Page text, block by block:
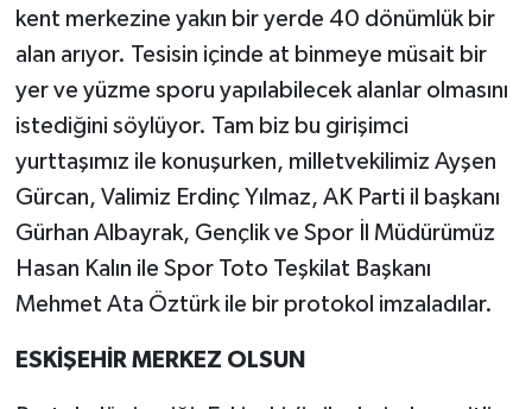
kent merkezine yakın bir yerde 40 dönümlük bir
alan arıyor. Tesisin içinde at binmeye müsait bir
yer ve yüzme sporu yapılabilecek alanlar olmasını
istediğini söylüyor. Tam biz bu girişimci
yurttaşımız ile konuşurken, milletvekilimiz Ayşen
Gürcan, Valimiz Erdinç Yılmaz, AK Parti il başkanı
Gürhan Albayrak, Gençlik ve Spor İl Müdürümüz
Hasan Kalın ile Spor Toto Teşkilat Başkanı
Mehmet Ata Öztürk ile bir protokol imzaladılar.
ESKİŞEHİR MERKEZ OLSUN